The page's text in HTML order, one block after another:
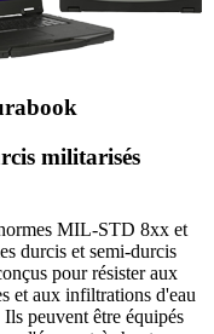
militarisés
MIL-STD 8xx et
durcis et semi-durcis
pour résister aux
et aux infiltrations d'eau
Ils peuvent être équipés